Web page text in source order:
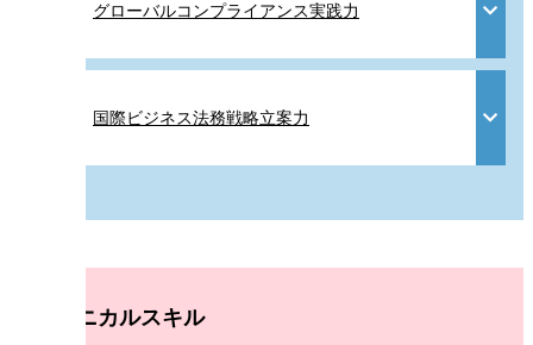
グローバルコンプライアンス実践力
国際ビジネス法務戦略立案力
テクニカルスキル